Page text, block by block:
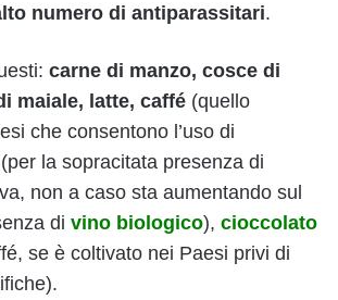
numero di antiparassitari.
carne di manzo, cosce di
maiale, latte, caffé (quello
che consentono l’uso di
(per la sopracitata presenza di
non a caso sta aumentando sul
di vino biologico), cioccolato
se è coltivato nei Paesi privi di